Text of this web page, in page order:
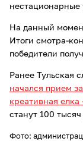
нестационарные
На данный
Итоги смотра-
победители
Ранее Тульская
начался прием
креативная елка
станут 100
Фото: